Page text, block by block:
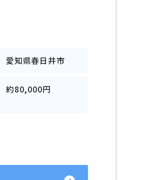
愛知県春日井市
約80,000円